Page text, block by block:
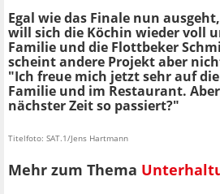
Egal wie das Finale nun
will sich die Köchin wieder voll
Familie und die Flottbeker
scheint andere Projekt aber
"Ich freue mich jetzt sehr auf
Familie und im Restaurant.
nächster Zeit so passiert?"
Titelfoto: SAT.1/Jens Hartmann
Mehr zum Thema